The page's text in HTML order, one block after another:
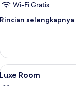
Wi-Fi Gratis
Rincian selengkapnya
Rincian
Kamar
Deluks
Lihat
semua
3
Luxe Room